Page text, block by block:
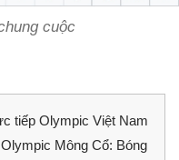
cuộc
tiếp Olympic Việt Nam
Mông Cổ: Bóng